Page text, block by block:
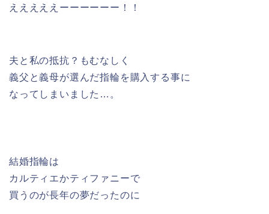
えええええーーーーーー！！
夫と私の抵抗？もむなしく
義父と義母が選んだ指輪を購入する事に
なってしまいました…。
結婚指輪は
カルティエかティファニーで
買うのが長年の夢だったのに